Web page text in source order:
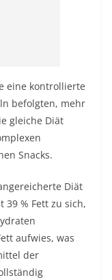
eine kontrollierte
befolgten, mehr
gleiche Diät
Snacks.
Diät
% Fett zu sich,
aufwies, was
der